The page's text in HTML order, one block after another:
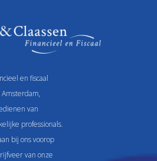
en fiscaal
van
professionals.
bij ons voorop
van onze